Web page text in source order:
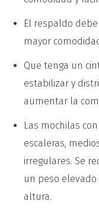
El respaldo
mayor
Que tenga un
estabilizar y
aumentar la
Las mochilas
escaleras,
irregulares. Se
un peso
altura.